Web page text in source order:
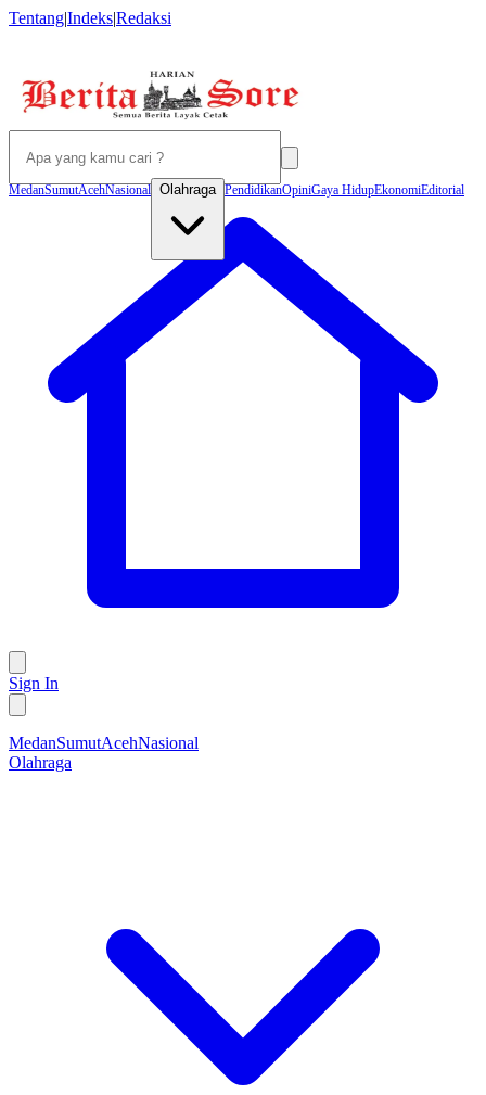
Tentang|Indeks|Redaksi
MedanSumutAcehNasional Olahraga PendidikanOpiniGaya HidupEkonomiEditorial
Sign In
MedanSumutAcehNasional
Olahraga